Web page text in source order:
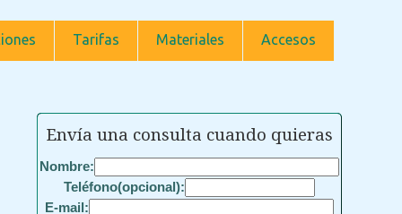
Tarifas Materiales Accesos
Envía una consulta cuando quieras
Nombre:
Teléfono(opcional):
E-mail: